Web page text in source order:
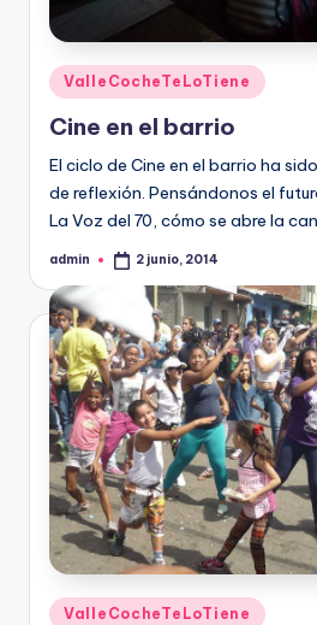
Publicado
en
ValleCocheTeLoTiene
Cine en el barrio
El ciclo de Cine en el barrio ha
de reflexión. Pensándonos el
La Voz del 70, cómo se abre la
Publicado
admin 2 junio, 2014
Publicado
ValleCocheTeLoTiene